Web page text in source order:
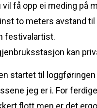
få opp ei meding på
to meters avstand til
festivalartist.
kan
startet til
jeg er i. For ferdige
flott men er det